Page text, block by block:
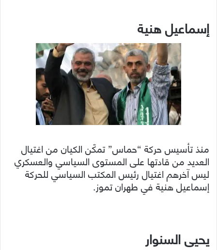
إسماعيل هنية
منذ تأسيس حركة “حماس” تمكّن الكيان من اغتيال
العديد من قادتها على المستوى السياسي والعسكري
ليس آخرهم اغتيال رئيس المكتب السياسي للحركة
إسماعيل هنية في طهران تموز.
يحيى السنوار